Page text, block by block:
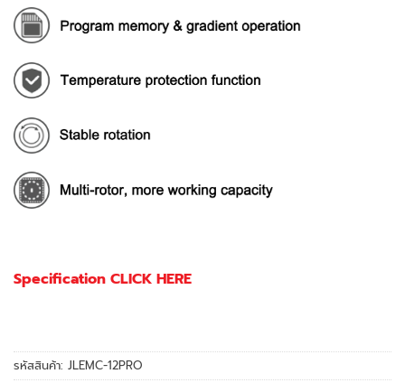
Specification CLICK HERE
รหัสสินค้า: JLEMC-12PRO